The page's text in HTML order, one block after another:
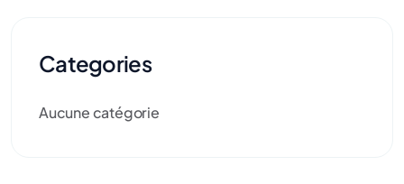
Categories
Aucune catégorie